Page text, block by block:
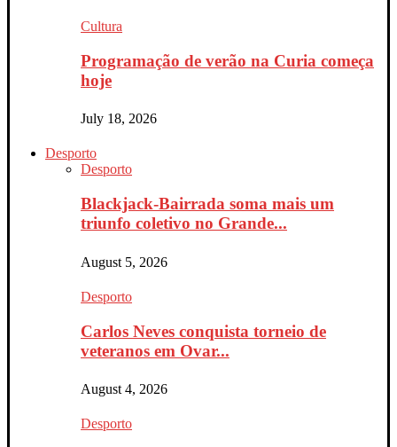
Cultura
Programação de verão na Curia começa
hoje
July 18, 2026
Desporto
Desporto
Blackjack-Bairrada soma mais um
triunfo coletivo no Grande...
August 5, 2026
Desporto
Carlos Neves conquista torneio de
veteranos em Ovar...
August 4, 2026
Desporto